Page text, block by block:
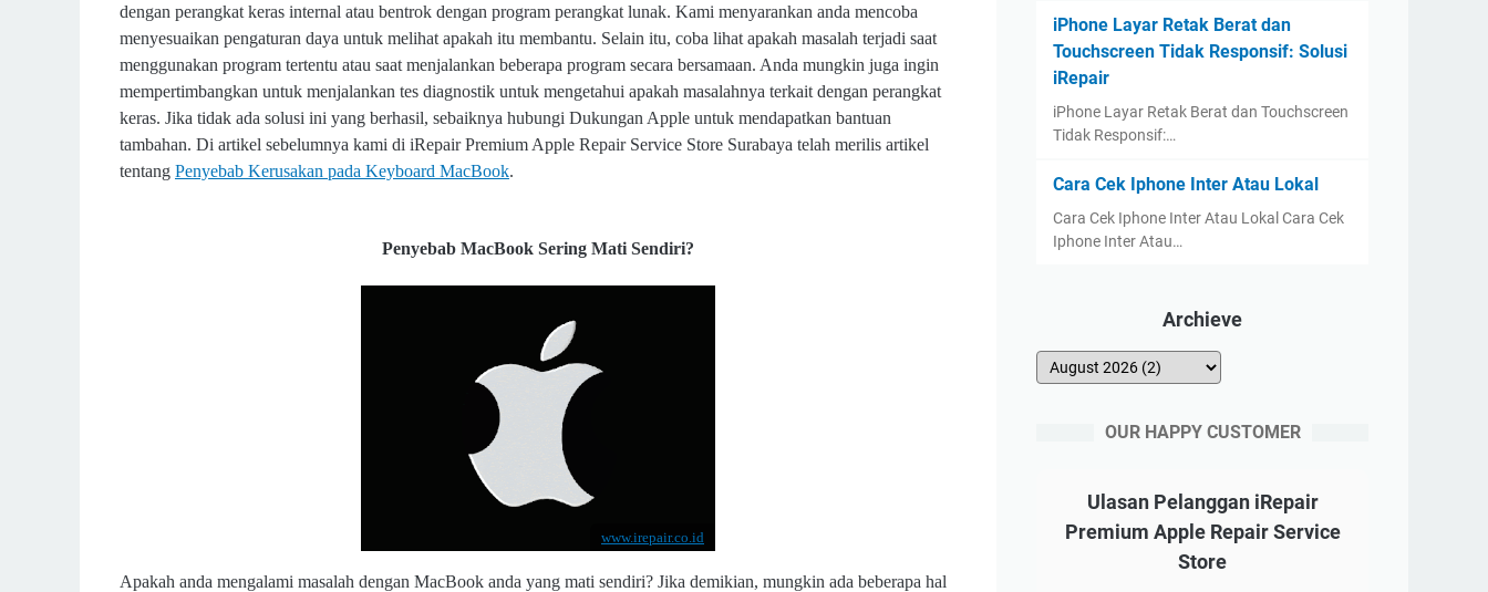
dengan perangkat keras internal atau bentrok dengan program perangkat lunak. Kami menyarankan anda mencoba
menyesuaikan pengaturan daya untuk melihat apakah itu membantu. Selain itu, coba lihat apakah masalah terjadi saat
menggunakan program tertentu atau saat menjalankan beberapa program secara bersamaan. Anda mungkin juga ingin
mempertimbangkan untuk menjalankan tes diagnostik untuk mengetahui apakah masalahnya terkait dengan perangkat
keras. Jika tidak ada solusi ini yang berhasil, sebaiknya hubungi Dukungan Apple untuk mendapatkan bantuan
tambahan. Di artikel sebelumnya kami di iRepair Premium Apple Repair Service Store Surabaya telah merilis artikel
tentang Penyebab Kerusakan pada Keyboard MacBook.
Penyebab MacBook Sering Mati Sendiri?
www.irepair.co.id
Apakah anda mengalami masalah dengan MacBook anda yang mati sendiri? Jika demikian, mungkin ada beberapa hal
iPhone Layar Retak Berat dan
Touchscreen Tidak Responsif: Solusi
iRepair
iPhone Layar Retak Berat dan Touchscreen
Tidak Responsif:…
Cara Cek Iphone Inter Atau Lokal
Cara Cek Iphone Inter Atau Lokal Cara Cek
Iphone Inter Atau…
Archieve
OUR HAPPY CUSTOMER
Ulasan Pelanggan iRepair
Premium Apple Repair Service
Store